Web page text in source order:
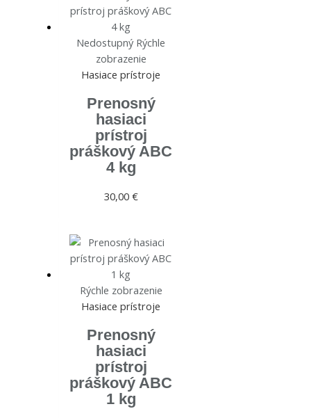
Nedostupný Rýchle
zobrazenie
Hasiace prístroje
Prenosný
hasiaci
prístroj
práškový ABC
4 kg
30,00 €
Rýchle zobrazenie
Hasiace prístroje
Prenosný
hasiaci
prístroj
práškový ABC
1 kg